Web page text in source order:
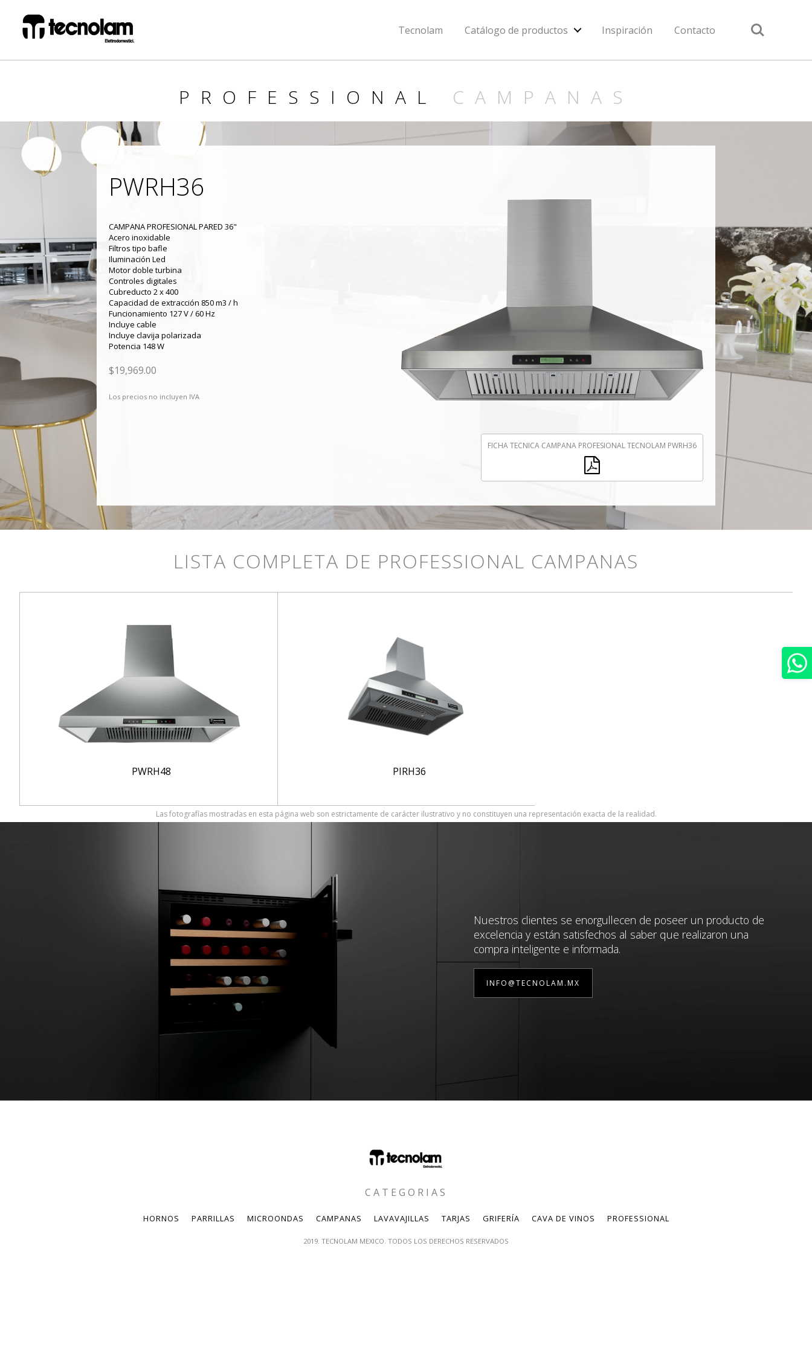
Tecnolam Catálogo de productos Inspiración Contacto Search
PROFESSIONAL CAMPANAS
PWRH36
CAMPANA PROFESIONAL PARED 36"
Acero inoxidable
Filtros tipo bafle
Iluminación Led
Motor doble turbina
Controles digitales
Cubreducto 2 x 400
Capacidad de extracción 850 m3 / h
Funcionamiento 127 V / 60 Hz
Incluye cable
Incluye clavija polarizada
Potencia 148 W
$19,969.00
Los precios no incluyen IVA
FICHA TECNICA CAMPANA PROFESIONAL TECNOLAM PWRH36
LISTA COMPLETA DE PROFESSIONAL CAMPANAS
PWRH48 PIRH36
Las fotografías mostradas en esta página web son estrictamente de carácter ilustrativo y no constituyen una representación exacta de la realidad.
Nuestros clientes se enorgullecen de poseer un producto de
excelencia y están satisfechos al saber que realizaron una
compra inteligente e informada.
INFO@TECNOLAM.MX
CATEGORIAS
HORNOS PARRILLAS MICROONDAS CAMPANAS LAVAVAJILLAS TARJAS GRIFERÍA CAVA DE VINOS PROFESSIONAL
2019. TECNOLAM MEXICO. TODOS LOS DERECHOS RESERVADOS